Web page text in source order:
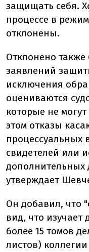
защищать себя.
процессе в
отклонены.
Отклонено также
заявлений
исключения
оцениваются
которые не
этом отказы
процессуальных
свидетелей или
дополнительных
утверждает
Он добавил, что
вид, что изучает
более 15 томов
листов)